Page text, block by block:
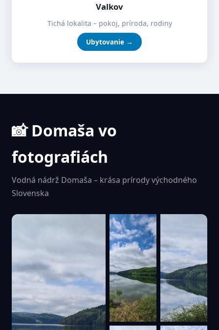
Valkov
Tichá lokalita – pokoj, príroda, rodiny
Ubytovanie →
📸 Domaša vo
fotografiách
Vodná nádrž Domaša – krása prírody východného
Slovenska